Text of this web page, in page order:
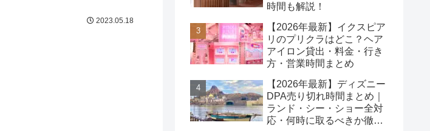
2023.05.18
時間も解説！
【2026年最新】イクスピア
リのプリクラはどこ？ヘア
アイロン貸出・料金・行き
方・営業時間まとめ
【2026年最新】ディズニー
DPA売り切れ時間まとめ｜
ランド・シー・ショー全対
応・何時に取るべきか徹底